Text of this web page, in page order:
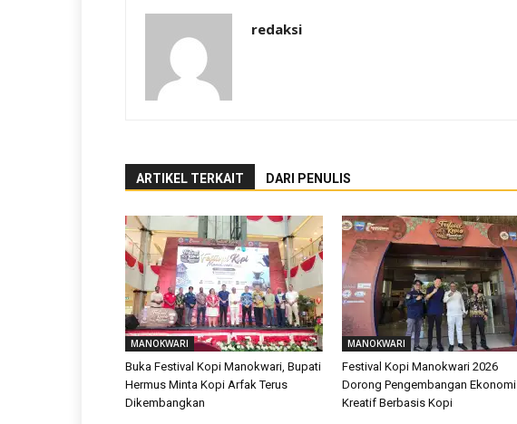
redaksi
ARTIKEL TERKAIT DARI PENULIS
MANOKWARI
Buka Festival Kopi Manokwari, Bupati
Hermus Minta Kopi Arfak Terus
Dikembangkan
MANOKWARI
Festival Kopi Manokwari 2026
Dorong Pengembangan Ekonomi
Kreatif Berbasis Kopi